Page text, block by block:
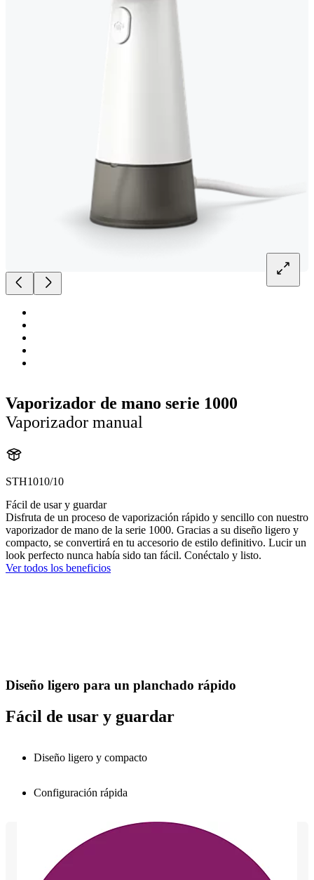
Vaporizador de mano serie 1000
Vaporizador manual
STH1010/10
Fácil de usar y guardar
Disfruta de un proceso de vaporización rápido y sencillo con nuestro
vaporizador de mano de la serie 1000. Gracias a su diseño ligero y
compacto, se convertirá en tu accesorio de estilo definitivo. Lucir un
look perfecto nunca había sido tan fácil. Conéctalo y listo.
Ver todos los beneficios
Diseño ligero para un planchado rápido
Fácil de usar y guardar
Diseño ligero y compacto
Configuración rápida